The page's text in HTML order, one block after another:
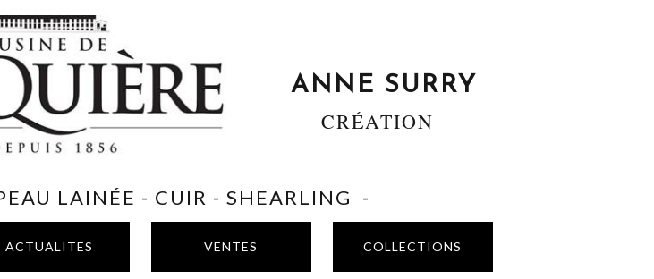
ANNE SURRY
CRÉATION
LAINÉE - CUIR - SHEARLING -
ACTUALITES VENTES COLLECTIONS